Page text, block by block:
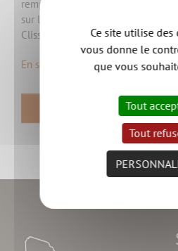
remplacement des 4 points
sur les communes de Gorges,
Clisson (Val de Moine).
En savoir plus sur les points
Ce site utilise des
vous donne le
que vous
Tout
Tout